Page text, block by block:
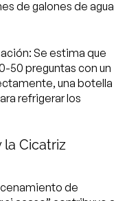
de galones de agua
Se estima que
50 preguntas con un
una botella
refrigerar los
la Cicatriz
de